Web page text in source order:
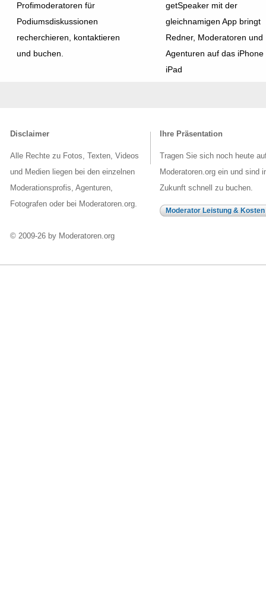
Profimoderatoren für
Podiumsdiskussionen
recherchieren, kontaktieren
und buchen.
getSpeaker mit der
gleichnamigen App bringt
Redner, Moderatoren und
Agenturen auf das iPhone
iPad
Disclaimer
Alle Rechte zu Fotos, Texten, Videos
und Medien liegen bei den einzelnen
Moderationsprofis, Agenturen,
Fotografen oder bei Moderatoren.org.
© 2009-26 by Moderatoren.org
Ihre Präsentation
Tragen Sie sich noch heute
Moderatoren.org ein und sind
Zukunft schnell zu buchen.
Moderator Leistung & Kosten